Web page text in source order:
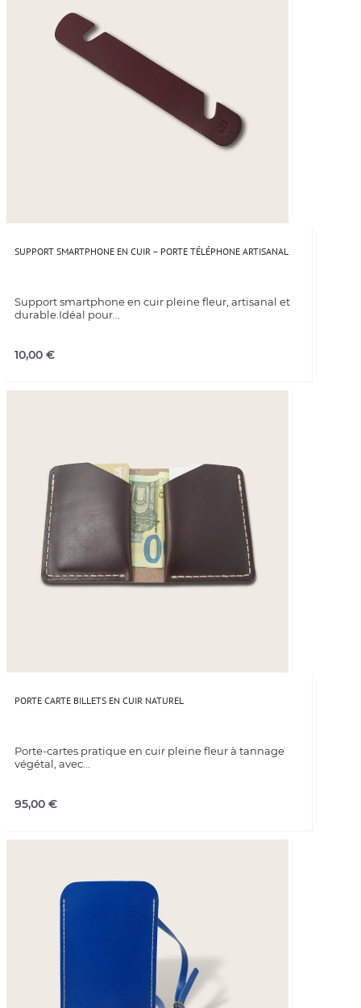
SUPPORT SMARTPHONE EN CUIR – PORTE TÉLÉPHONE ARTISANAL
Support smartphone en cuir pleine fleur, artisanal et
durable.Idéal pour...
10,00 €
PORTE CARTE BILLETS EN CUIR NATUREL
Porte-cartes pratique en cuir pleine fleur à tannage
végétal, avec...
95,00 €